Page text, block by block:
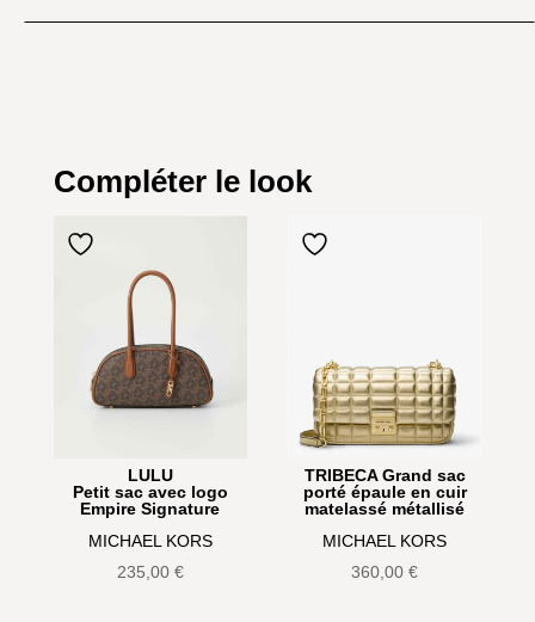
Compléter le look
LULU
Petit sac avec logo
Empire Signature
MICHAEL KORS
235,00 €
TRIBECA Grand sac
porté épaule en cuir
matelassé métallisé
MICHAEL KORS
360,00€